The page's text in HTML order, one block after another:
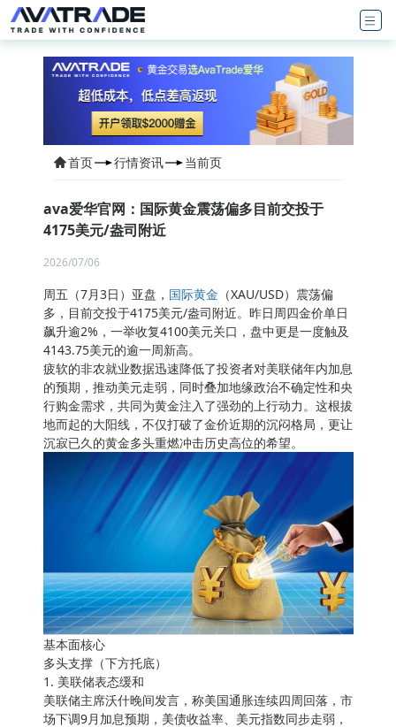
首页 行情资讯 当前页
ava爱华官网：国际黄金震荡偏多目前交投于
4175美元/盎司附近
2026/07/06
周五（7月3日）亚盘， 国际黄金 （XAU/USD）震荡偏
多，目前交投于4175美元/盎司附近。昨日周四金价单日
飙升逾2%，一举收复4100美元关口，盘中更是一度触及
4143.75美元的逾一周新高。
疲软的非农就业数据迅速降低了投资者对美联储年内加息
的预期，推动美元走弱，同时叠加地缘政治不确定性和央
行购金需求，共同为黄金注入了强劲的上行动力。这根拔
地而起的大阳线，不仅打破了金价近期的沉闷格局，更让
沉寂已久的黄金多头重燃冲击历史高位的希望。
基本面核心
多头支撑（下方托底）
1. 美联储表态缓和
美联储主席沃什晚间发言，称美国通胀连续四周回落，市
场下调9月加息预期，美债收益率、美元指数同步走弱，